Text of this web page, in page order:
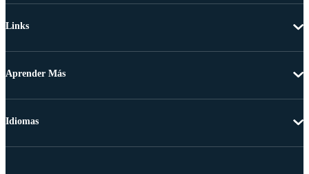
Links
Aprender Más
Idiomas